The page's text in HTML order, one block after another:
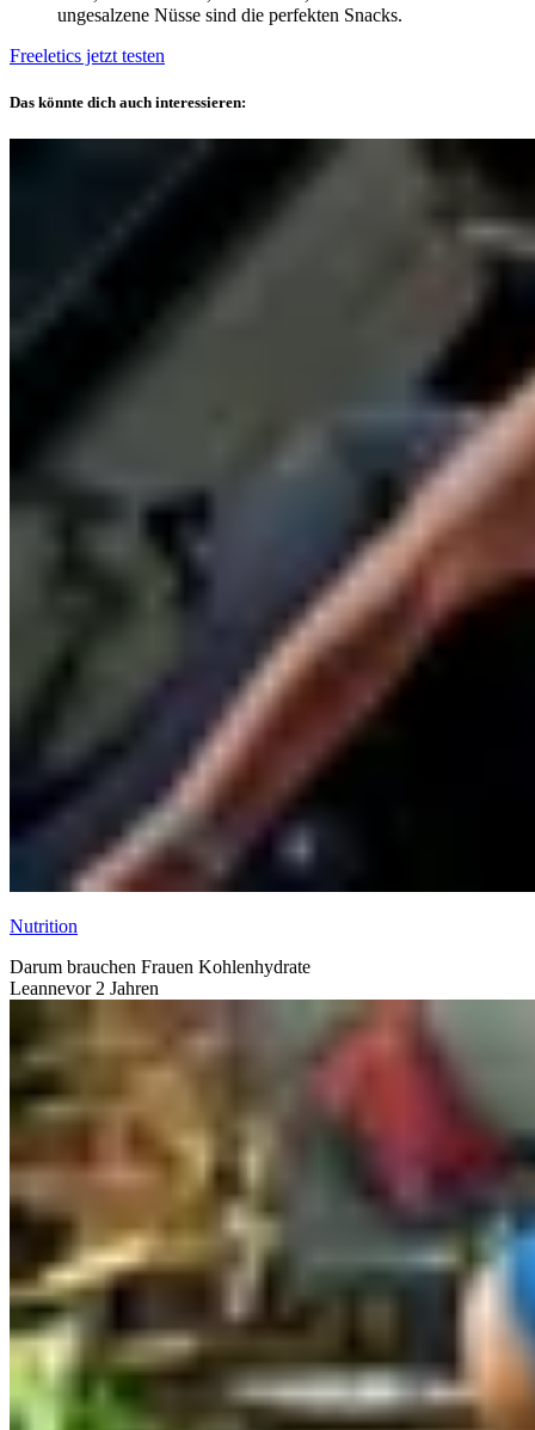
ungesalzene Nüsse sind die perfekten Snacks.
Freeletics jetzt testen
Das könnte dich auch interessieren:
Nutrition
Darum brauchen Frauen Kohlenhydrate
Leannevor 2 Jahren